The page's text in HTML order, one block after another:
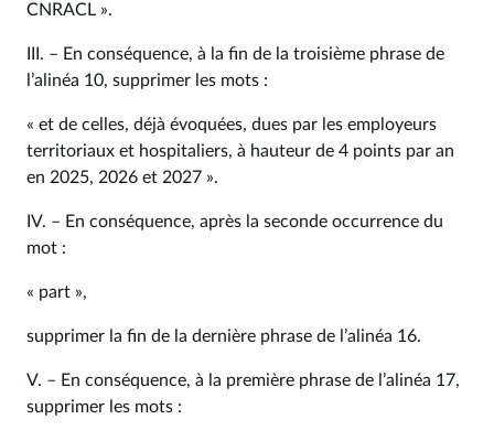
CNRACL ».
III. – En conséquence, à la fin de la troisième phrase de
l’alinéa 10, supprimer les mots :
« et de celles, déjà évoquées, dues par les employeurs
territoriaux et hospitaliers, à hauteur de 4 points par an
en 2025, 2026 et 2027 ».
IV. – En conséquence, après la seconde occurrence du
mot :
« part »,
supprimer la fin de la dernière phrase de l’alinéa 16.
V. – En conséquence, à la première phrase de l’alinéa 17,
supprimer les mots :